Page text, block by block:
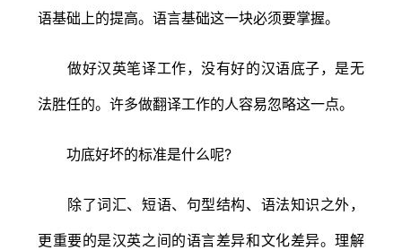
语基础上的提高。语言基础这一块必须要掌握。
做好汉英笔译工作，没有好的汉语底子，是无
法胜任的。许多做翻译工作的人容易忽略这一点。
功底好坏的标准是什么呢?
除了词汇、短语、句型结构、语法知识之外，
更重要的是汉英之间的语言差异和文化差异。理解